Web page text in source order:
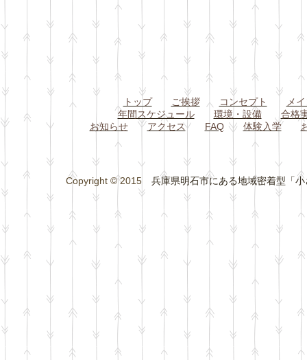
トップ ご挨拶 コンセプト
メ
年間スケジュール
環境・設備
合格
お知らせ
アクセス FAQ 体験入学
Copyright © 2015 兵庫県明石市にある地域密着型「